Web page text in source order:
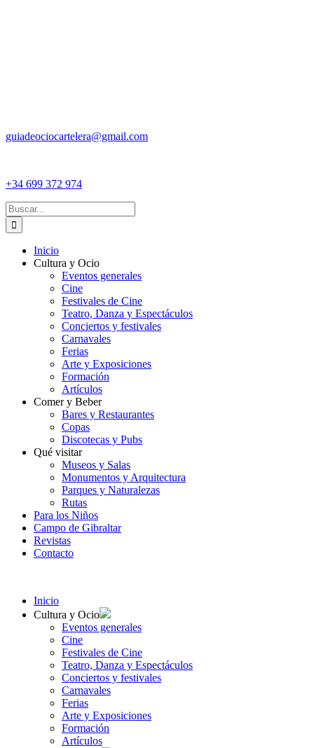
guiadeociocartelera@gmail.com
+34 699 372 974
Buscar:
Inicio
Cultura y Ocio
Eventos generales
Cine
Festivales de Cine
Teatro, Danza y Espectáculos
Conciertos y festivales
Carnavales
Ferias
Arte y Exposiciones
Formación
Artículos
Comer y Beber
Bares y Restaurantes
Copas
Discotecas y Pubs
Qué visitar
Museos y Salas
Monumentos y Arquitectura
Parques y Naturalezas
Rutas
Para los Niños
Campo de Gibraltar
Revistas
Contacto
Inicio
Cultura y Ocio
Eventos generales
Cine
Festivales de Cine
Teatro, Danza y Espectáculos
Conciertos y festivales
Carnavales
Ferias
Arte y Exposiciones
Formación
Artículos